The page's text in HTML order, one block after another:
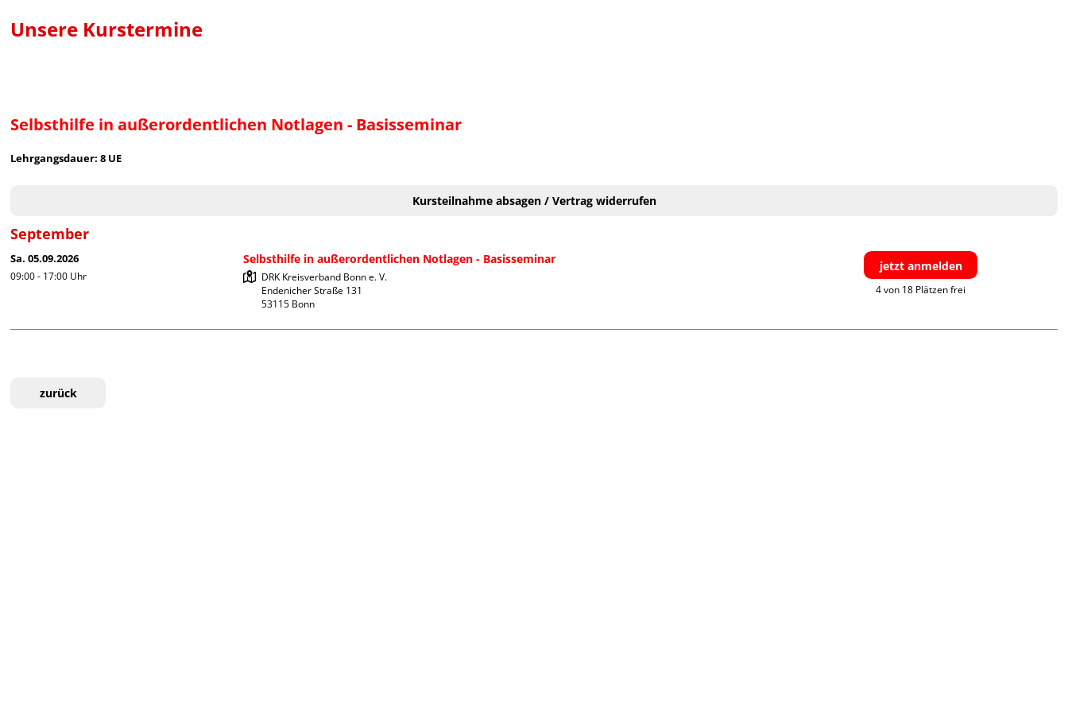
Unsere Kurstermine
Selbsthilfe in außerordentlichen Notlagen - Basisseminar
Lehrgangsdauer: 8 UE
Kursteilnahme absagen / Vertrag widerrufen
September
Sa. 05.09.2026
09:00 - 17:00 Uhr
Selbsthilfe in außerordentlichen Notlagen - Basisseminar
DRK Kreisverband Bonn e. V.
Endenicher Straße 131
jetzt anmelden
4 von 18 Plätzen frei
zurück